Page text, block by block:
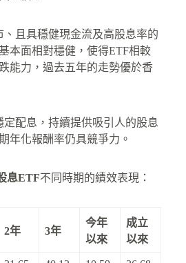
、且具穩健現金流及高股息率的
本面相對穩健，使得ETF相較
能力，過去五年的走勢優於香
定配息，持續提供吸引人的股息
年化報酬率仍具競爭力。
息ETF不同時期的績效表現：
2年 3年
今年
以來
成立
以來